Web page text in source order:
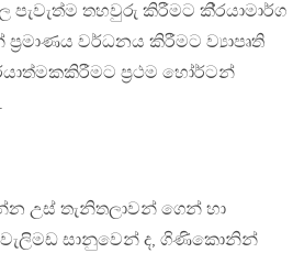
තහවුරු කිරීමට කි‍්‍රයාමාර්ග
වර්ධනය කිරීමට ව්‍යාපෘති
ප‍්‍රථම හෝර්ටන්
උස් තැනිතලාවන් ගෙන් හා
සානුවෙන් ද, ගිණිකොනින්